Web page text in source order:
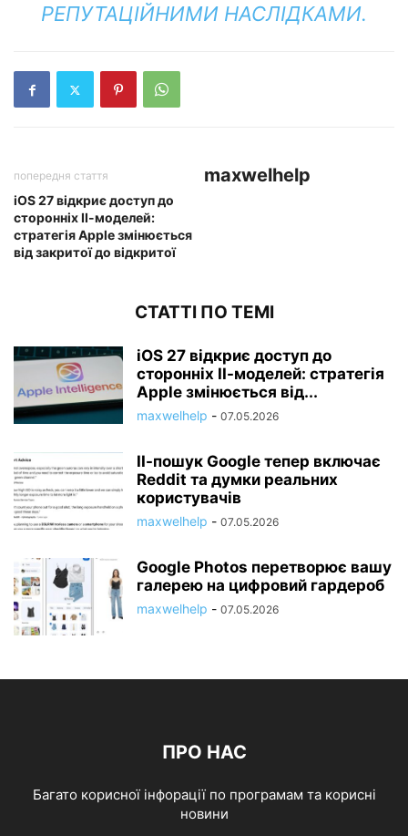
РЕПУТАЦІЙНИМИ НАСЛІДКАМИ.
попередня стаття
iOS 27 відкриє доступ до
сторонніх ІІ-моделей:
стратегія Apple змінюється
від закритої до відкритої
maxwelhelp
СТАТТІ ПО ТЕМІ
iOS 27 відкриє доступ до
сторонніх ІІ-моделей: стратегія
Apple змінюється від...
maxwelhelp - 07.05.2026
ІІ-пошук Google тепер включає
Reddit та думки реальних
користувачів
maxwelhelp - 07.05.2026
Google Photos перетворює вашу
галерею на цифровий гардероб
maxwelhelp - 07.05.2026
ПРО НАС
Багато корисної інфорації по програмам та корисні
новини